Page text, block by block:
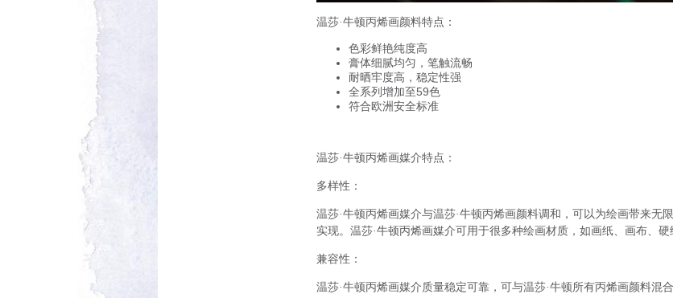
温莎·牛顿丙烯画颜料特点：
色彩鲜艳纯度高
膏体细腻均匀，笔触流畅
耐晒牢度高，稳定性强
全系列增加至59色
符合欧洲安全标准
温莎·牛顿丙烯画媒介特点：
多样性：
温莎·牛顿丙烯画媒介与温莎·牛顿丙烯画颜料调和，可以为绘画带来无
实现。温莎·牛顿丙烯画媒介可用于很多种绘画材质，如画纸、画布、硬
兼容性：
温莎·牛顿丙烯画媒介质量稳定可靠，可与温莎·牛顿所有丙烯画颜料混